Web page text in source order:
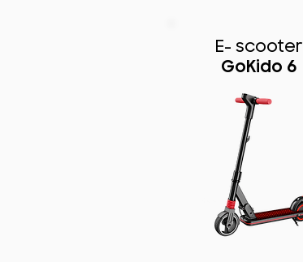
E- scooter
GoKido 6